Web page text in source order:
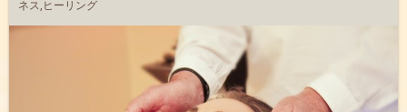
ネス, ヒーリング